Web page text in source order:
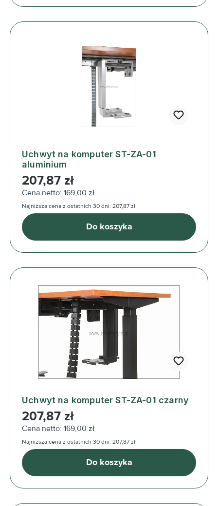
Uchwyt na komputer ST-ZA-01
aluminium
Cena regularna:
207,87 zł
Cena netto: 169,00 zł
Najniższa cena z ostatnich 30 dni: 207,87 zł
Do koszyka
Uchwyt na komputer ST-ZA-01 czarny
Cena regularna:
207,87 zł
Cena netto: 169,00 zł
Najniższa cena z ostatnich 30 dni: 207,87 zł
Do koszyka